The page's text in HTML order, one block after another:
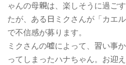
ゃんの母親は、楽しそうに過ご
たが、ある日ミクさんが「カエ
で不信感が募ります。
ミクさんの嘘によって、習い事
ってしまったハナちゃん。お迎